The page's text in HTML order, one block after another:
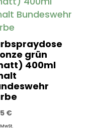
grün
400ml
€